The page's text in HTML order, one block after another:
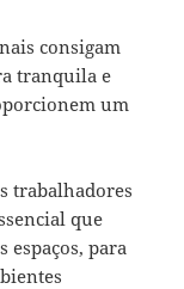
consigam
tranquila e
um
trabalhadores
que
espaços, para